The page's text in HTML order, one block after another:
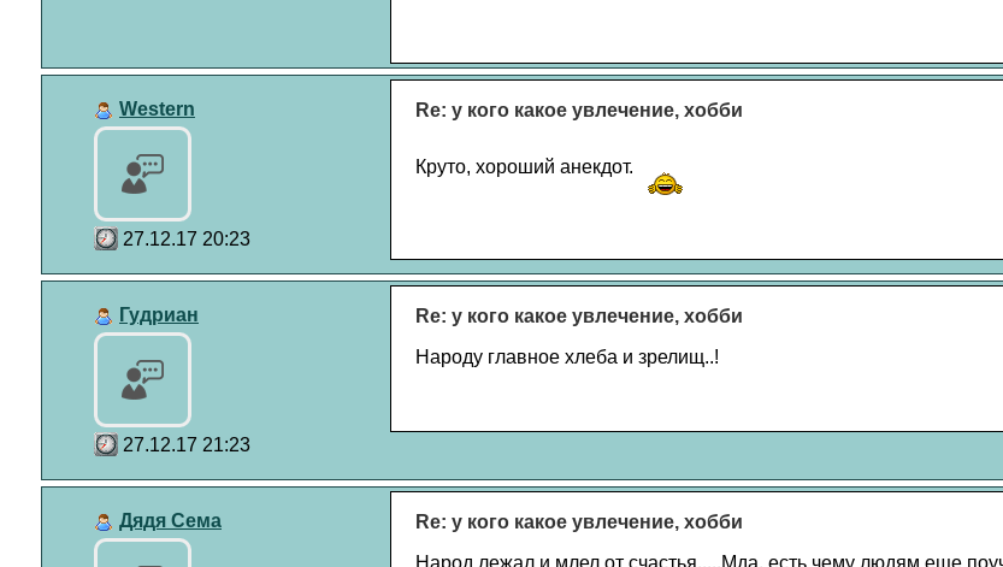
Western
27.12.17 20:23
Re: у кого какое увлечение, хобби
Круто, хороший анекдот.
Гудриан
27.12.17 21:23
Re: у кого какое увлечение, хобби
Народу главное хлеба и зрелищ..!
Дядя Сема
Re: у кого какое увлечение, хобби
Народ лежал и млел от счастья.....Мда, есть чему людям еще